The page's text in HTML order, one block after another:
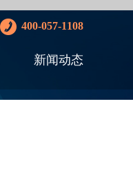
新闻动态
400-057-1108